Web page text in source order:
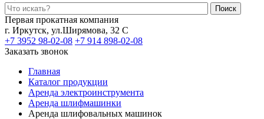
Поиск
Первая прокатная компания
г. Иркутск, ул.Ширямова, 32 С
+7 3952 98-02-08 +7 914 898-02-08
Заказать звонок
Главная
Каталог продукции
Аренда электроинструмента
Аренда шлифмашинки
Аренда шлифовальных машинок